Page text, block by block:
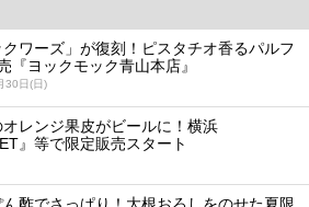
ワーズ」が復刻！ピスタチオ香るパルフ
『ヨックモック青山本店』
30日(日)
レンジ果皮がビールに！横浜
』等で限定販売スタート
酢でさっぱり！大根おろしをのせた夏限